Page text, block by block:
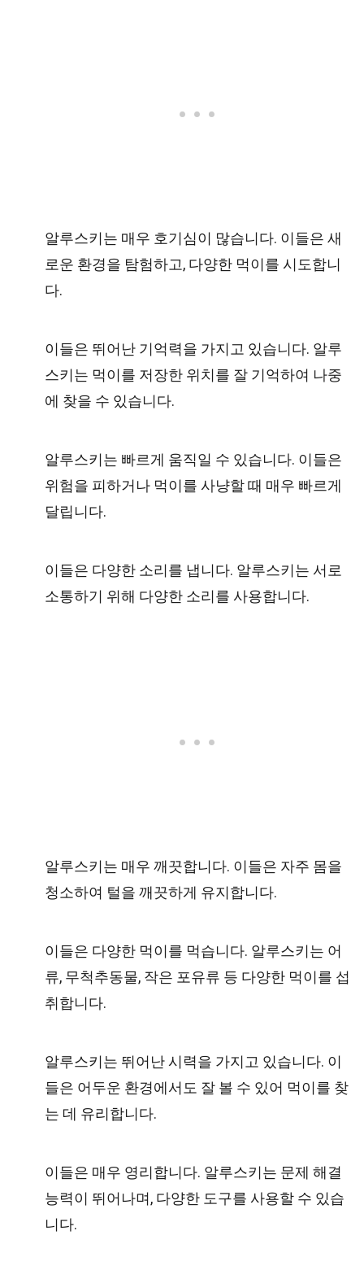
알루스키는 매우 호기심이 많습니다. 이들은 새
로운 환경을 탐험하고, 다양한 먹이를 시도합니
다.
이들은 뛰어난 기억력을 가지고 있습니다. 알루
스키는 먹이를 저장한 위치를 잘 기억하여 나중
에 찾을 수 있습니다.
알루스키는 빠르게 움직일 수 있습니다. 이들은
위험을 피하거나 먹이를 사냥할 때 매우 빠르게
달립니다.
이들은 다양한 소리를 냅니다. 알루스키는 서로
소통하기 위해 다양한 소리를 사용합니다.
알루스키는 매우 깨끗합니다. 이들은 자주 몸을
청소하여 털을 깨끗하게 유지합니다.
이들은 다양한 먹이를 먹습니다. 알루스키는 어
류, 무척추동물, 작은 포유류 등 다양한 먹이를 섭
취합니다.
알루스키는 뛰어난 시력을 가지고 있습니다. 이
들은 어두운 환경에서도 잘 볼 수 있어 먹이를 찾
는 데 유리합니다.
이들은 매우 영리합니다. 알루스키는 문제 해결
능력이 뛰어나며, 다양한 도구를 사용할 수 있습
니다.